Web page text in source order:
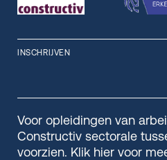
INSCHRIJVEN
Voor opleidingen van
Constructiv sectorale
voorzien. Klik hier voor